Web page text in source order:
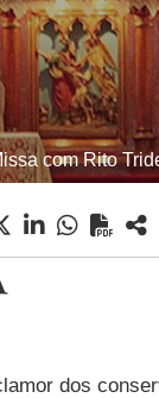
com Rito
dos